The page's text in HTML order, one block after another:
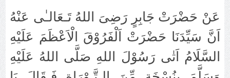
عَنْ حَضْرَتْ جَابِرٍ رَضِىَ اللهُ تَـعَالـٰى عَنْهُ
اَنَّ سَيِّدَنَا حَضْرَتْ اَلْفَرُوْقَ الْاَعْظَمَ عَلَيْهِ
السَّلَامُ اَتٰى رَسُوْلَ اللهِ صَلَّى اللهُ عَلَيْهِ